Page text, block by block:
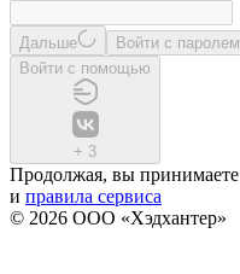
Дальше
Войти с паролем
Войти с помощью
+ 3
Продолжая, вы принимаете
и правила сервиса
© 2026 ООО «Хэдхантер»